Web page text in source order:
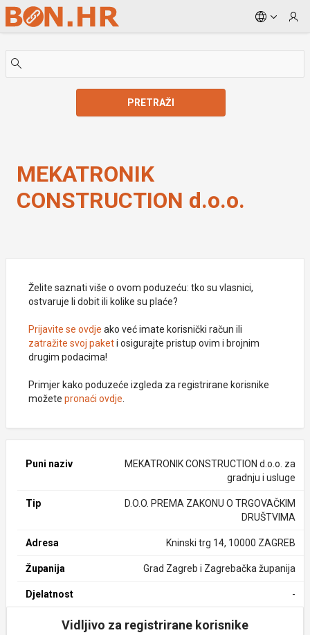
Skip to Main Content
PRETRAŽI
MEKATRONIK
CONSTRUCTION d.o.o.
Želite saznati više o ovom poduzeću: tko su vlasnici,
ostvaruje li dobit ili kolike su plaće?
Prijavite se ovdje ako već imate korisnički račun ili
zatražite svoj paketi osigurajte pristup ovim i brojnim
drugim podacima!
Primjer kako poduzeće izgleda za registrirane korisnike
možete pronaći ovdje
Puni naziv
MEKATRONIK CONSTRUCTION d.o.o. za
gradnju i usluge
Tip
D.O.O. PREMA ZAKONU O TRGOVAČKIM
DRUŠTVIMA
Adresa Kninski trg 14, 10000 ZAGREB
Županija Grad Zagreb i Zagrebačka županija
Djelatnost -
Vidljivo za registrirane korisnike